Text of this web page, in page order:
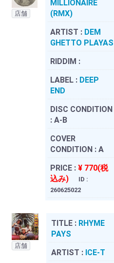
店舗
MILLIONAIRE
(RMX)
ARTIST : DEM
GHETTO PLAYAS
RIDDIM :
LABEL : DEEP
END
DISC CONDITION
: A-B
COVER
CONDITION : A
PRICE : ¥ 770(税
込み)
ID :
260625022
店舗
TITLE : RHYME
PAYS
ARTIST : ICE-T